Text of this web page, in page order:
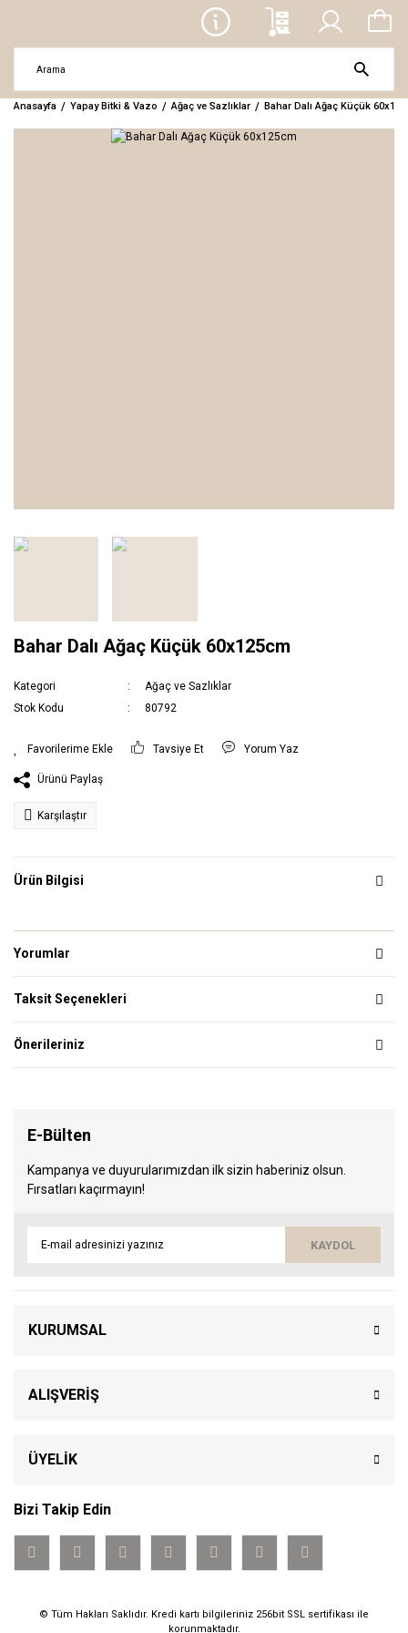
Anasayfa Yapay Bitki & Vazo Ağaç ve Sazlıklar Bahar Dalı Ağaç Küçük
Bahar Dalı Ağaç Küçük 60x125cm
Kategori
Ağaç ve Sazlıklar
Stok Kodu
80792
Tavsiye Et Yorum Yaz
Ürünü Paylaş
Karşılaştır
Ürün Bilgisi
Yorumlar
Taksit Seçenekleri
Önerileriniz
E-Bülten
Kampanya ve duyurularımızdan ilk sizin haberiniz olsun.
Fırsatları kaçırmayın!
KAYDOL
KURUMSAL
ALIŞVERİŞ
ÜYELİK
Bizi Takip Edin
© Tüm Hakları Saklıdır. Kredi kartı bilgileriniz 256bit SSL sertifikası ile
korunmaktadır.